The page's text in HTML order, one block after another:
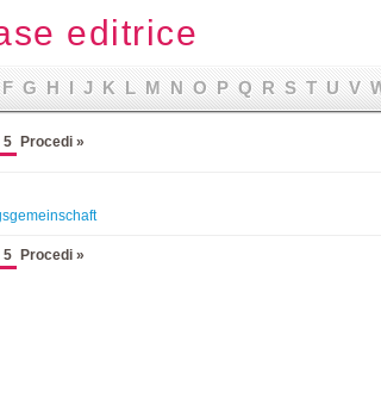
editrice
F G H I J K L M N O P Q R S T U V
5 Procedi »
5 Procedi »